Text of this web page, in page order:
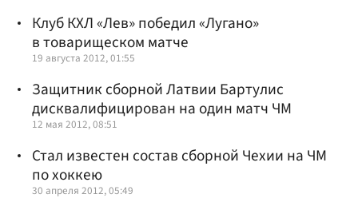
Клуб КХЛ «Лев» победил «Лугано»
в товарищеском матче
19 августа 2012, 01:55
Защитник сборной Латвии Бартулис
дисквалифицирован на один матч ЧМ
12 мая 2012, 08:51
Стал известен состав сборной Чехии на ЧМ
по хоккею
30 апреля 2012, 05:49